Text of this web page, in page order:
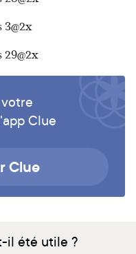
Clue
Clue
il été utile ?